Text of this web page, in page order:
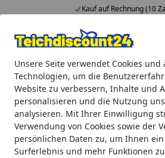
Unsere Seite verwendet Cookies und
Technologien, um die
Website zu verbessern, Inhalte und
personalisieren und die Nutzung
analysieren. Mit Ihrer Einwilligung
Verwendung von Cookies sowie der
persönlichen Daten zu, um Ihnen
Surferlebnis und mehr Funktionen
Kauf auf Rechnung (10
Alle Produkte
Mein Konto
Suchen
Startseite
Teichprodukte Teichpflege &
Heissner ALU-
3,60 m) (2502081CF)